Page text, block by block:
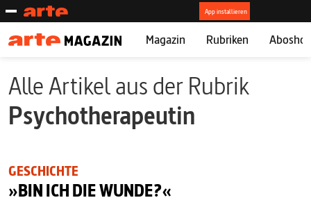
Magazin Rubriken
Alle Artikel aus der Rubrik
Psychotherapeutin
GESCHICHTE
»BIN ICH DIE WUNDE?«